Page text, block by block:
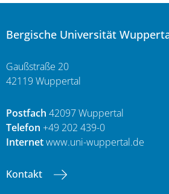
Bergische Universität
Gaußstraße 20
42119 Wuppertal
Postfach 42097 Wuppertal
Telefon +49 202 439-0
Internetwww.uni-wuppertal.de
Kontakt